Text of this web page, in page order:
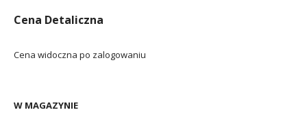
Cena Detaliczna
Cena widoczna po zalogowaniu
W MAGAZYNIE